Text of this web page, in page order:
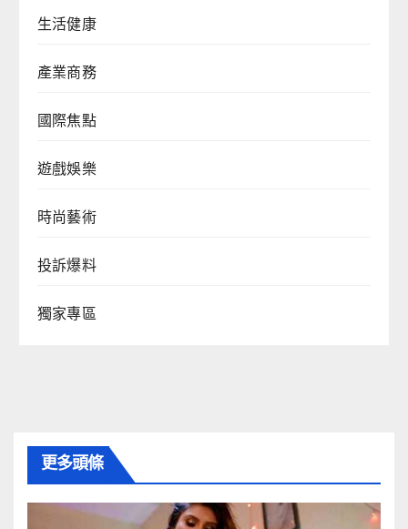
生活健康
產業商務
國際焦點
遊戲娛樂
時尚藝術
投訴爆料
獨家專區
更多頭條